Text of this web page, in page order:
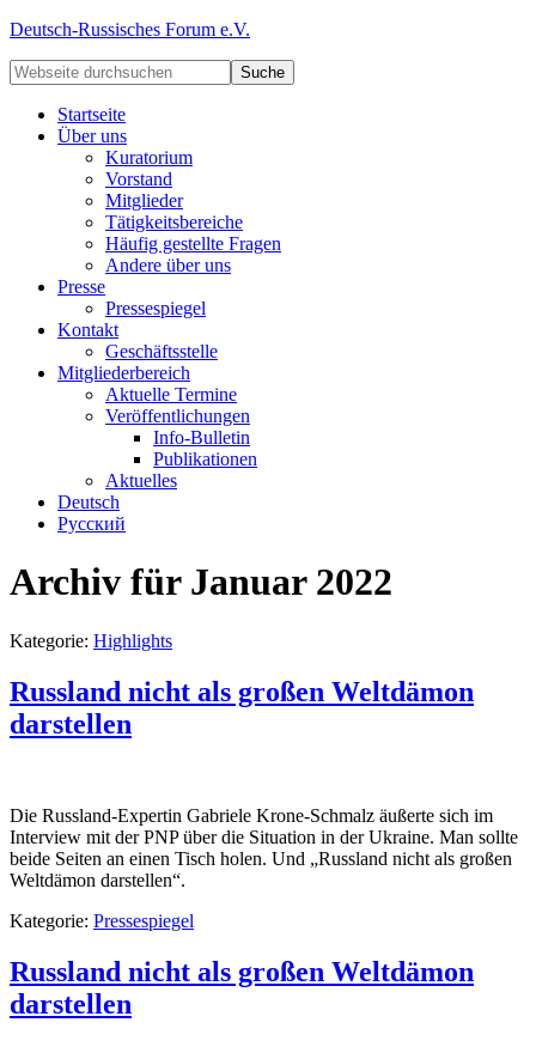
Deutsch-Russisches Forum e.V.
Startseite
Über uns
Kuratorium
Vorstand
Mitglieder
Tätigkeitsbereiche
Häufig gestellte Fragen
Andere über uns
Presse
Pressespiegel
Kontakt
Geschäftsstelle
Mitgliederbereich
Aktuelle Termine
Veröffentlichungen
Info-Bulletin
Publikationen
Aktuelles
Deutsch
Русский
Archiv für Januar 2022
Kategorie: Highlights
Russland nicht als großen Weltdämon
darstellen
Die Russland-Expertin Gabriele Krone-Schmalz äußerte sich im
Interview mit der PNP über die Situation in der Ukraine. Man sollte
beide Seiten an einen Tisch holen. Und „Russland nicht als großen
Weltdämon darstellen“.
Kategorie: Pressespiegel
Russland nicht als großen Weltdämon
darstellen